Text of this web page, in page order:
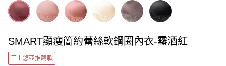
SMART顯瘦簡約蕾絲軟鋼圈內衣-霧酒紅
三上悠亞推薦款